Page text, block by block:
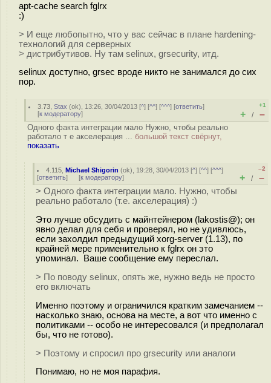
apt-cache search fglrx
:)
> И еще любопытно, что у вас сейчас в плане hardening-
технологий для серверных
> дистрибутивов. Ну там selinux, grsecurity, итд.
selinux доступно, grsec вроде никто не занимался до сих
пор.
3.73 ,Stax (ok), 13:26, 30/04/2013 [^] [^^] [^^^] [ответить]
[к модератору]
+1
+ / –
Одного факта интеграции мало Нужно, чтобы реально
работало т е акселерация ... большой текст свёрнут,
показать
4.115 ,Michael Shigorin (ok), 19:28, 30/04/2013 [^] [^^] [^^^]
[ответить] [к модератору]
–2
+ / –
> Одного факта интеграции мало. Нужно, чтобы
реально работало (т.е. акселерация) :)
Это лучше обсудить с майнтейнером (lakostis@); он
явно делал для себя и проверял, но не удивлюсь,
если захолдил предыдущий xorg-server (1.13), по
крайней мере применительно к fglrx он это
упоминал. Ваше сообщение ему переслал.
> По поводу selinux, опять же, нужно ведь не просто
его включать
Именно поэтому и ограничился кратким замечанием --
насколько знаю, основа на месте, а вот что именно с
политиками -- особо не интересовался (и предполагал
бы, что не готово).
> Поэтому и спросил про grsecurity или аналоги
Понимаю, но не моя парафия.